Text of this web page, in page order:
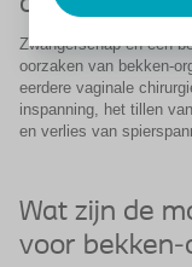
Zwangerschap en een
oorzaken van bekken-
eerdere vaginale
inspanning, het tillen
en verlies van
Wat zijn de
voor bekken-